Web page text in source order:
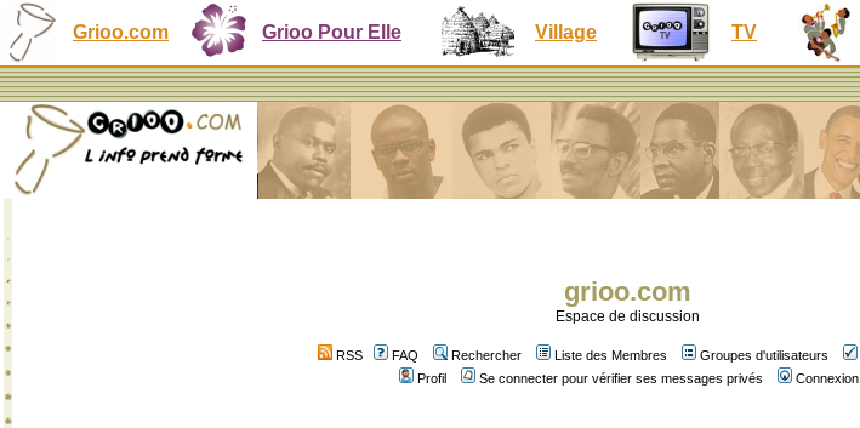
Grioo.com Grioo Pour Elle Village TV
grioo.com
Espace de discussion
RSS FAQ Rechercher Liste des Membres Groupes d'utilisateurs
Profil
Se connecter pour vérifier ses messages privés Connexion